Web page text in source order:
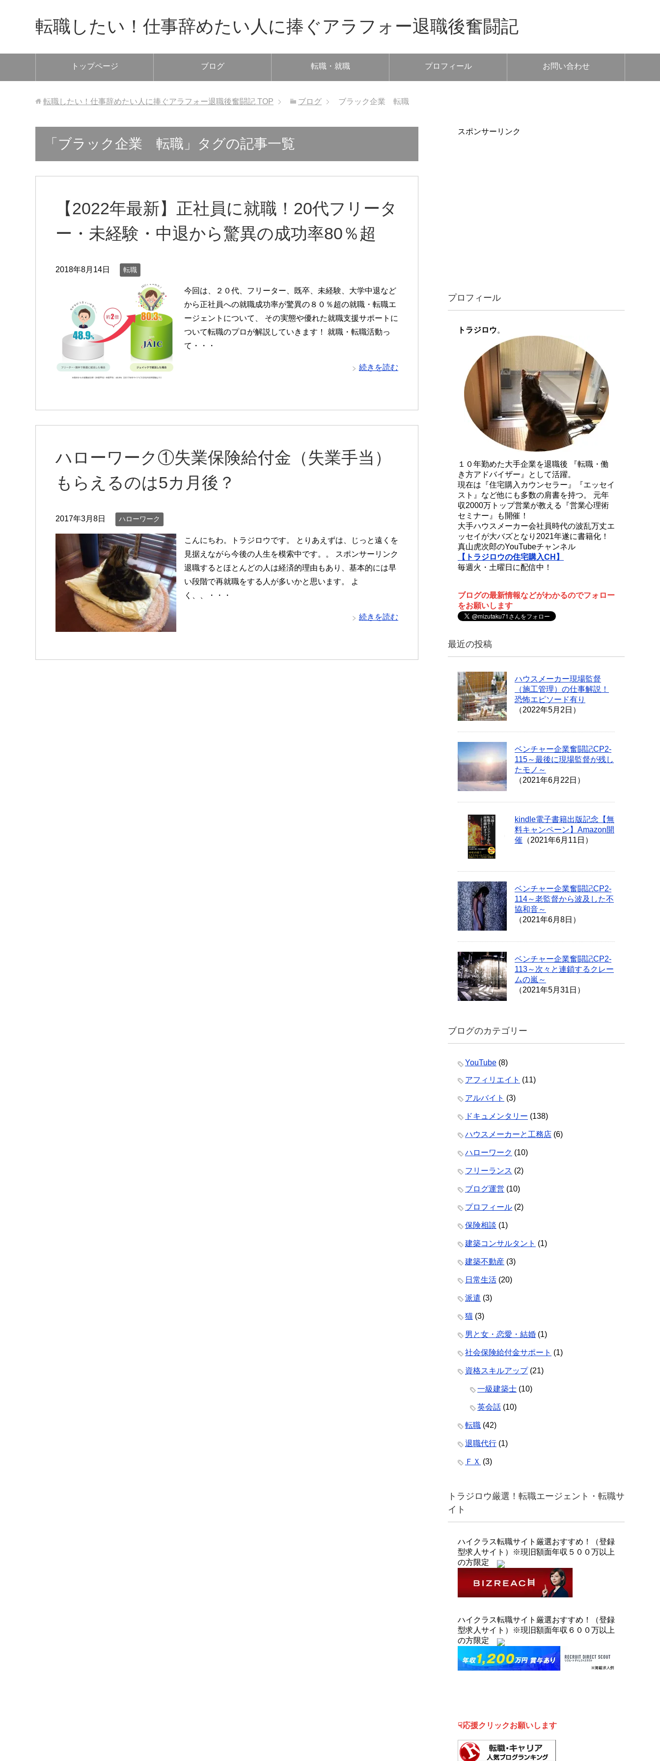
転職したい！仕事辞めたい人に捧ぐアラフォー退職後奮闘記
トップページ ブログ 転職・就職 プロフィール お問い合わせ
転職したい！仕事辞めたい人に捧ぐアラフォー退職後奮闘記 TOP ブログ ブラック企業 転職
「ブラック企業 転職」タグの記事一覧
【2022年最新】正社員に就職！20代フリータ
ー・未経験・中退から驚異の成功率80％超
2018年8月14日 転職
今回は、２０代、フリーター、既卒、未経験、大学中退など
から正社員への就職成功率が驚異の８０％超の就職・転職エ
ージェントについて、 その実態や優れた就職支援サポートに
ついて転職のプロが解説していきます！ 就職・転職活動っ
て・・・
続きを読む
ハローワーク①失業保険給付金（失業手当）
もらえるのは5カ月後？
2017年3月8日 ハローワーク
こんにちわ。トラジロウです。 とりあえずは、じっと遠くを
見据えながら今後の人生を模索中です。。 スポンサーリンク
退職するとほとんどの人は経済的理由もあり、基本的には早
い段階で再就職をする人が多いかと思います。 よ
く、、・・・
続きを読む
スポンサーリンク
プロフィール
トラジロウ。
１０年勤めた大手企業を退職後 『転職・働
き方アドバイザー』として活躍。
現在は『住宅購入カウンセラー』『エッセイ
スト』など他にも多数の肩書を持つ。 元年
収2000万トップ営業が教える『営業心理術
セミナー』も開催！
大手ハウスメーカー会社員時代の波乱万丈エ
ッセイが大バズとなり2021年遂に書籍化！
真山虎次郎のYouTubeチャンネル
【トラジロウの住宅購入CH】
毎週火・土曜日に配信中！
ブログの最新情報などがわかるのでフォロー
をお願いします
最近の投稿
ハウスメーカー現場監督
（施工管理）の仕事解説！
恐怖エピソード有り
（2022年5月2日）
ベンチャー企業奮闘記CP2-
115～最後に現場監督が残し
たモノ～
（2021年6月22日）
kindle電子書籍出版記念【無
料キャンペーン】Amazon開
催 （2021年6月11日）
ベンチャー企業奮闘記CP2-
114～老監督から波及した不
協和音～
（2021年6月8日）
ベンチャー企業奮闘記CP2-
113～次々と連鎖するクレー
ムの嵐～
（2021年5月31日）
ブログのカテゴリー
YouTube (8)
アフィリエイト (11)
アルバイト (3)
ドキュメンタリー (138)
ハウスメーカーと工務店 (6)
ハローワーク (10)
フリーランス (2)
ブログ運営 (10)
プロフィール (2)
保険相談 (1)
建築コンサルタント (1)
建築不動産 (3)
日常生活 (20)
派遣 (3)
猫 (3)
男と女・恋愛・結婚 (1)
社会保険給付金サポート (1)
資格スキルアップ(21)
一級建築士 (10)
英会話 (10)
転職 (42)
退職代行 (1)
ＦＸ (3)
トラジロウ厳選！転職エージェント・転職サ
イト
ハイクラス転職サイト厳選おすすめ！（登録
型求人サイト）※現旧額面年収５００万以上
の方限定
ハイクラス転職サイト厳選おすすめ！（登録
型求人サイト）※現旧額面年収６００万以上
の方限定
☟応援クリックお願いします